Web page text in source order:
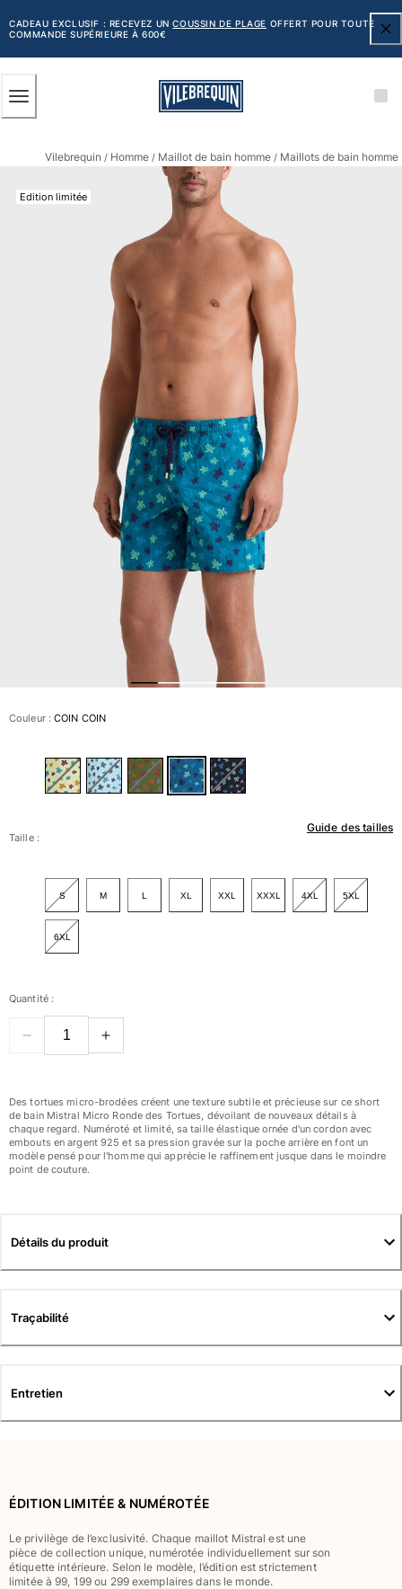
AU
CONTENU
PRINCIPAL
CADEAU EXCLUSIF : RECEVEZ UNCOUSSIN DE PLAGE OFFERT POUR TOUTE
COMMANDE SUPÉRIEURE À 600€
Tous les articles
Maillots de bain
Classique
Classique stretch
Classique ultra-léger
Brodés Edition Numérotée
Ceinture plate
Le Court
Le Long
T-shirts Anti UV
Slips de bain
Le Magique
Tous les articles
Prêt-à-porter
Chemises
Pulls et Cardigans
Vestes et Manteaux
Pantalons
Grandes tailles
Tous les articles
Maillots de bain
Bas
T-shirts Anti UV
Tous les articles
Robes
Polos
Shorts
Pantalons
Tous les articles
Short de bain
Bébé
Vilebrequin / Homme / Maillot de bain homme / Maillots de bain
Edition limitée
Couleur : COIN COIN
Guide des tailles
Taille :
S M L XL XXL XXXL 4XL 5XL
6XL
Quantité :
Des tortues micro-brodées créent une texture subtile et précieuse sur ce short
de bain Mistral Micro Ronde des Tortues, dévoilant de nouveaux détails à
chaque regard. Numéroté et limité, sa taille élastique ornée d'un cordon avec
embouts en argent 925 et sa pression gravée sur la poche arrière en font un
modèle pensé pour l'homme qui apprécie le raffinement jusque dans le moindre
point de couture.
Détails du produit
Traçabilité
Entretien
ÉDITION LIMITÉE & NUMÉROTÉE
Le privilège de l’exclusivité. Chaque maillot Mistral est une
pièce de collection unique, numérotée individuellement sur son
étiquette intérieure. Selon le modèle, l’édition est strictement
limitée à 99, 199 ou 299 exemplaires dans le monde.